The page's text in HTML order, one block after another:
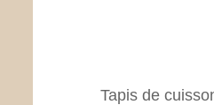
Tapis de